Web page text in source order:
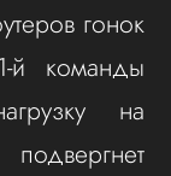
гонок
й команды
на